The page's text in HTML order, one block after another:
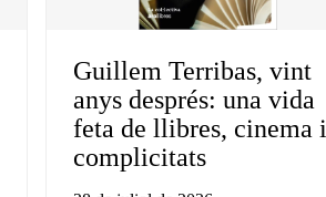
Guillem Terribas, vint
anys després: una vida
feta de llibres, cinema i
complicitats